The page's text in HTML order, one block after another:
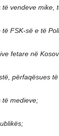
vendeve mike,
FSK-së e të
fetare në
përfaqësues
të medieve;